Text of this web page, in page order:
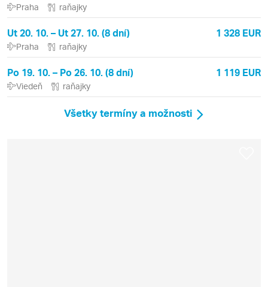
Praha raňajky
Ut 20. 10. – Ut 27. 10. (8 dní) 1 328 EUR
Praha raňajky
Po 19. 10. – Po 26. 10. (8 dní) 1 119 EUR
Viedeň raňajky
Všetky termíny a možnosti